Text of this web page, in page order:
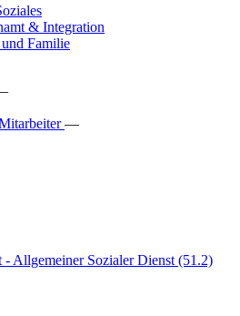
& Integration
Familie
—
- Allgemeiner Sozialer Dienst (51.2)